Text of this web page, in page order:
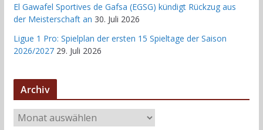
El Gawafel Sportives de Gafsa (EGSG) kündigt Rückzug aus
der Meisterschaft an 30. Juli 2026
Ligue 1 Pro: Spielplan der ersten 15 Spieltage der Saison
2026/2027 29. Juli 2026
Archiv